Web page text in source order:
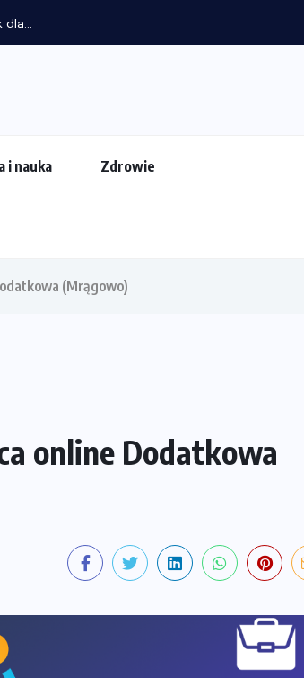
i nauka Zdrowie
(Mrągowo)
online Dodatkowa